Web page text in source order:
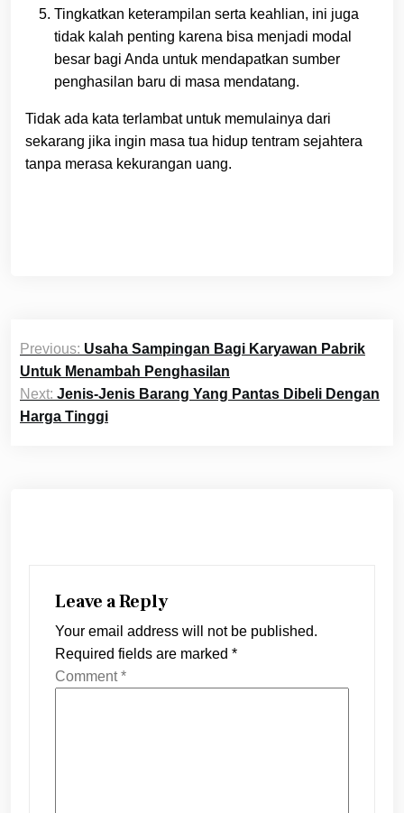
Tingkatkan keterampilan serta keahlian, ini juga
tidak kalah penting karena bisa menjadi modal
besar bagi Anda untuk mendapatkan sumber
penghasilan baru di masa mendatang.
Tidak ada kata terlambat untuk memulainya dari
sekarang jika ingin masa tua hidup tentram sejahtera
tanpa merasa kekurangan uang.
Post
navigation
Previous: Usaha Sampingan Bagi Karyawan Pabrik
Untuk Menambah Penghasilan
Next: Jenis-Jenis Barang Yang Pantas Dibeli Dengan
Harga Tinggi
Leave a Reply
Your email address will not be published.
Required fields are marked *
Comment*